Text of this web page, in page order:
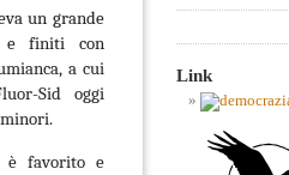
un grande
e finiti con
a cui
Sid oggi
è favorito e
Link